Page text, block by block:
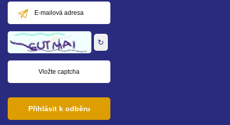
mailová
adresa
↻
Přihlásit k odběru